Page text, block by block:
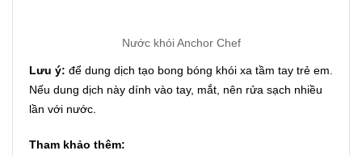
Nước khói Anchor Chef
Lưu ý: để dung dịch tạo bong bóng khói xa tầm tay trẻ em.
Nếu dung dịch này dính vào tay, mắt, nên rửa sạch nhiều
lần với nước.
Tham khảo thêm: